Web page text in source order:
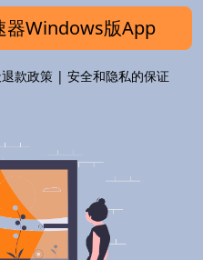
器Windows版App
款政策 | 安全和隐私的保证